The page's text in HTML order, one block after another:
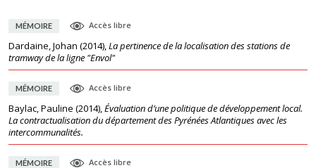
MÉMOIRE Accès libre
Dardaine, Johan (2014),La pertinence de la localisation des stations de
tramway de la ligne "Envol"
MÉMOIRE Accès libre
Baylac, Pauline (2014),Évaluation d’une politique de développement local.
La contractualisation du département des Pyrénées Atlantiques avec les
intercommunalités.
MÉMOIRE Accès libre